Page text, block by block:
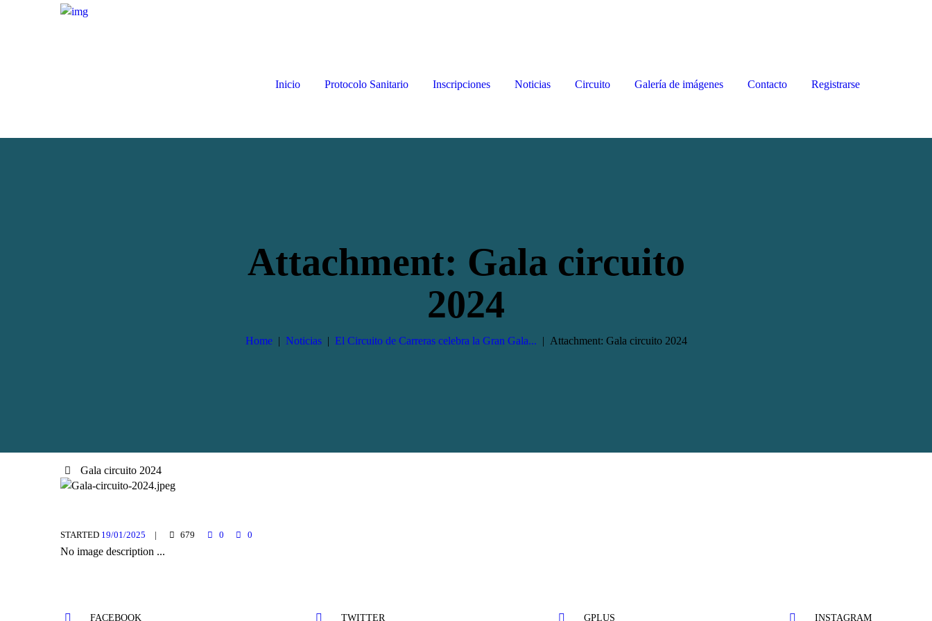
Inicio Protocolo Sanitario Inscripciones Noticias Circuito Galería de imágenes Contacto Registrarse
Attachment: Gala circuito
2024
Home Noticias El Circuito de Carreras celebra la Gran Gala... Attachment: Gala circuito 2024
Gala circuito 2024
STARTED 19/01/2025 679 0 0
No image description ...
FACEBOOK TWITTER GPLUS INSTAGRAM